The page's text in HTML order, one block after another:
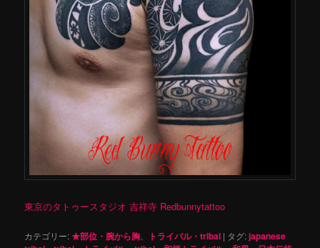
東京のタトゥースタジオ 吉祥寺 Redbunnytattoo
カテゴリー:★部位・腕から胸 トライバル・tribal | タグ:japanese